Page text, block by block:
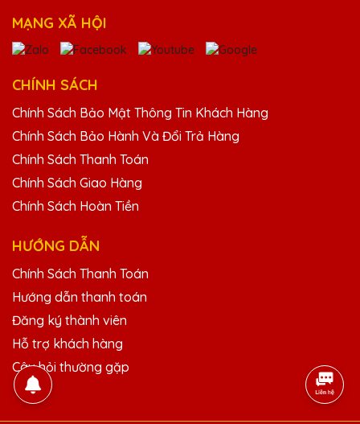
Phạm Văn Lâm
25/11/2025
tượng với thiết kế và chất lượng. Cảm ơn
Hoàng Thị Phượng
Kỷ niệm chương pha lê từ Quà Tặng Pha Lê
lượng cao và dịch vụ chuyên nghiệp.
Dương Văn Hưng
25/11/2025
Thiết kế kỷ niệm chương của Quà Tặng
Pha Lê QTG rất tinh tế và độc đáo. Rất hài
MẠNG XÃ HỘI
CHÍNH SÁCH
Chính Sách Bảo Mật Thông Tin Khách Hàng
Chính Sách Bảo Hành Và Đổi Trả Hàng
Chính Sách Thanh Toán
Chính Sách Giao Hàng
Chính Sách Hoàn Tiền
HƯỚNG DẪN
Chính Sách Thanh Toán
Hướng dẫn thanh toán
Đăng ký thành viên
Hỗ trợ khách hàng
Câu hỏi thường gặp